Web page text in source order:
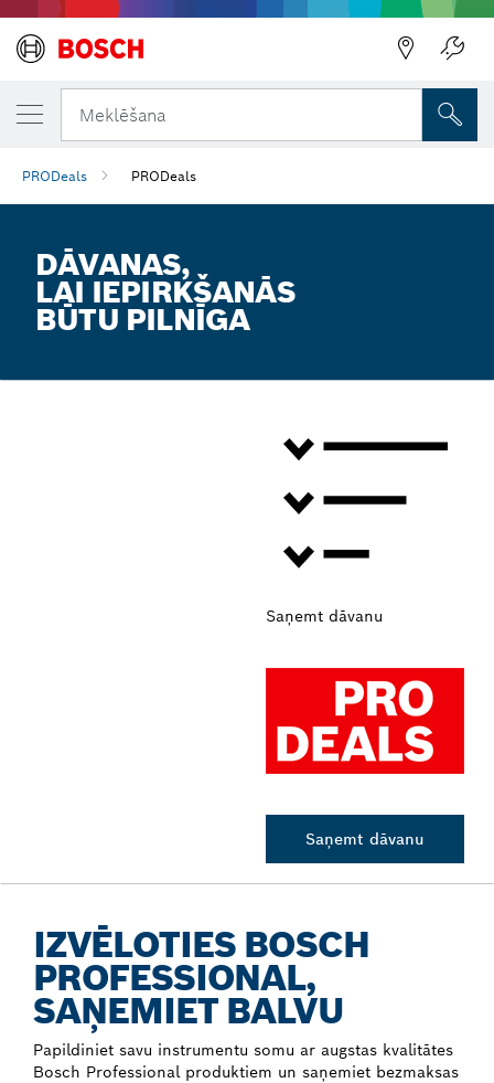
Meklēšana
PRODeals PRODeals
DĀVANAS,
LAI IEPIRKŠANĀS
BŪTU PILNĪGA
Saņemt dāvanu
Saņemt dāvanu
IZVĒLOTIES BOSCH
PROFESSIONAL,
SAŅEMIET BALVU
Papildiniet savu instrumentu somu ar augstas kvalitātes
Bosch Professional produktiem un saņemiet bezmaksas